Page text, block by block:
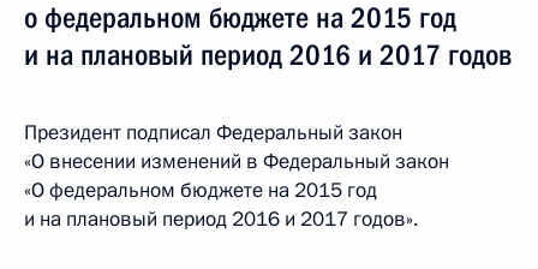
о федеральном бюджете на 2015 год
и на плановый период 2016 и 2017 годов
Президент подписал Федеральный закон
«О внесении изменений в Федеральный закон
«О федеральном бюджете на 2015 год
и на плановый период 2016 и 2017 годов».